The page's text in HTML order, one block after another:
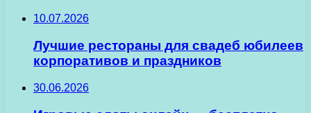
10.07.2026
Лучшие рестораны для свадеб юбилеев
корпоративов и праздников
30.06.2026